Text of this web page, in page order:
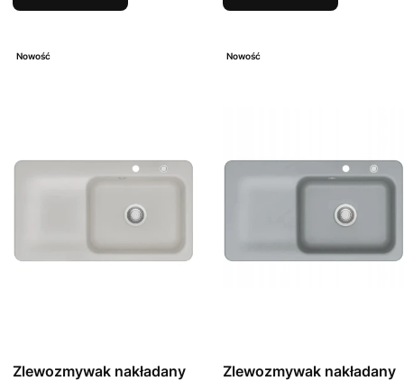
Nowość
Zlewozmywak nakładany
Nowość
Zlewozmywak nakładany